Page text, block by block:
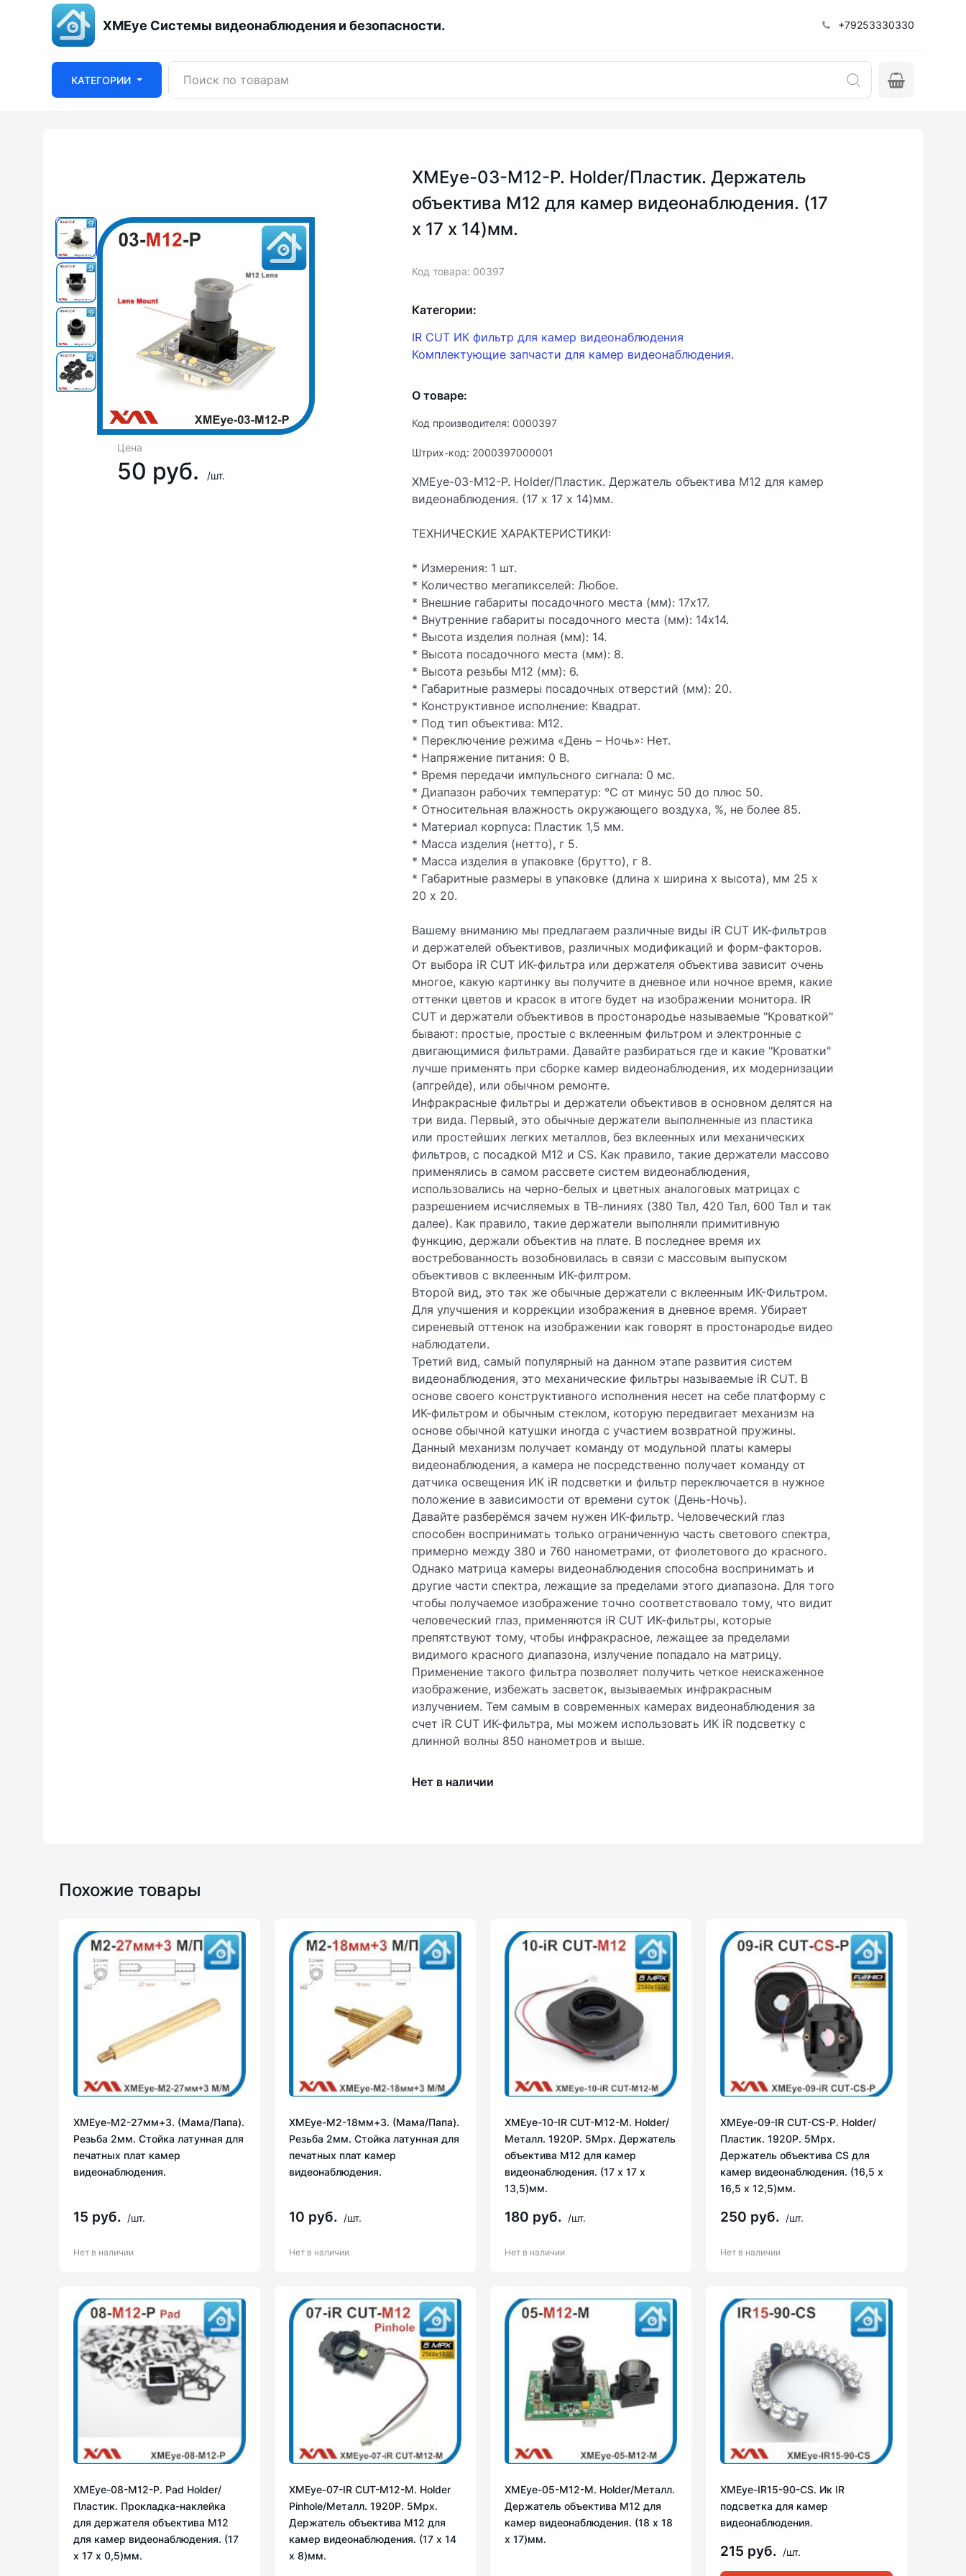
XMEye Системы видеонаблюдения и безопасности. +79253330330
КАТЕГОРИИ
Цена
50 руб. /шт.
XMEye-03-М12-P. Holder/Пластик. Держатель
объектива М12 для камер видеонаблюдения. (17
х 17 х 14)мм.
Код товара: 00397
Категории:
IR CUT ИК фильтр для камер видеонаблюдения
Комплектующие запчасти для камер видеонаблюдения.
О товаре:
Код производителя: 0000397
Штрих-код: 2000397000001
XMEye-03-М12-P. Holder/Пластик. Держатель объектива М12 для камер
видеонаблюдения. (17 х 17 х 14)мм.
ТЕХНИЧЕСКИЕ ХАРАКТЕРИСТИКИ:
* Измерения: 1 шт.
* Количество мегапикселей: Любое.
* Внешние габариты посадочного места (мм): 17x17.
* Внутренние габариты посадочного места (мм): 14x14.
* Высота изделия полная (мм): 14.
* Высота посадочного места (мм): 8.
* Высота резьбы М12 (мм): 6.
* Габаритные размеры посадочных отверстий (мм): 20.
* Конструктивное исполнение: Квадрат.
* Под тип объектива: M12.
* Переключение режима «День – Ночь»: Нет.
* Напряжение питания: 0 В.
* Время передачи импульсного сигнала: 0 мс.
* Диапазон рабочих температур: °С от минус 50 до плюс 50.
* Относительная влажность окружающего воздуха, %, не более 85.
* Материал корпуса: Пластик 1,5 мм.
* Масса изделия (нетто), г 5.
* Масса изделия в упаковке (брутто), г 8.
* Габаритные размеры в упаковке (длина х ширина х высота), мм 25 х
20 х 20.
Вашему вниманию мы предлагаем различные виды iR CUT ИК-фильтров
и держателей объективов, различных модификаций и форм-факторов.
От выбора iR CUT ИК-фильтра или держателя объектива зависит очень
многое, какую картинку вы получите в дневное или ночное время, какие
оттенки цветов и красок в итоге будет на изображении монитора. IR
CUT и держатели объективов в простонародье называемые "Кроваткой"
бывают: простые, простые с вклеенным фильтром и электронные с
двигающимися фильтрами. Давайте разбираться где и какие "Кроватки"
лучше применять при сборке камер видеонаблюдения, их модернизации
(апгрейде), или обычном ремонте.
Инфракрасные фильтры и держатели объективов в основном делятся на
три вида. Первый, это обычные держатели выполненные из пластика
или простейших легких металлов, без вклеенных или механических
фильтров, с посадкой М12 и CS. Как правило, такие держатели массово
применялись в самом рассвете систем видеонаблюдения,
использовались на черно-белых и цветных аналоговых матрицах с
разрешением исчисляемых в ТВ-линиях (380 Твл, 420 Твл, 600 Твл и так
далее). Как правило, такие держатели выполняли примитивную
функцию, держали объектив на плате. В последнее время их
востребованность возобновилась в связи с массовым выпуском
объективов с вклеенным ИК-филтром.
Второй вид, это так же обычные держатели с вклеенным ИК-Фильтром.
Для улучшения и коррекции изображения в дневное время. Убирает
сиреневый оттенок на изображении как говорят в простонародье видео
наблюдатели.
Третий вид, самый популярный на данном этапе развития систем
видеонаблюдения, это механические фильтры называемые iR CUT. В
основе своего конструктивного исполнения несет на себе платформу с
ИК-фильтром и обычным стеклом, которую передвигает механизм на
основе обычной катушки иногда с участием возвратной пружины.
Данный механизм получает команду от модульной платы камеры
видеонаблюдения, а камера не посредственно получает команду от
датчика освещения ИК iR подсветки и фильтр переключается в нужное
положение в зависимости от времени суток (День-Ночь).
Давайте разберёмся зачем нужен ИК-фильтр. Человеческий глаз
способен воспринимать только ограниченную часть светового спектра,
примерно между 380 и 760 нанометрами, от фиолетового до красного.
Однако матрица камеры видеонаблюдения способна воспринимать и
другие части спектра, лежащие за пределами этого диапазона. Для того
чтобы получаемое изображение точно соответствовало тому, что видит
человеческий глаз, применяются iR CUT ИК-фильтры, которые
препятствуют тому, чтобы инфракрасное, лежащее за пределами
видимого красного диапазона, излучение попадало на матрицу.
Применение такого фильтра позволяет получить четкое неискаженное
изображение, избежать засветок, вызываемых инфракрасным
излучением. Тем самым в современных камерах видеонаблюдения за
счет iR CUT ИК-фильтра, мы можем использовать ИК iR подсветку с
длинной волны 850 нанометров и выше.
Нет в наличии
Похожие товары
XMEye-M2-27мм+3. (Мама/Папа).
Резьба 2мм. Стойка латунная для
печатных плат камер
видеонаблюдения.
15 руб. /шт.
Нет в наличии
XMEye-M2-18мм+3. (Мама/Папа).
Резьба 2мм. Стойка латунная для
печатных плат камер
видеонаблюдения.
10 руб. /шт.
Нет в наличии
XMEye-10-IR CUT-М12-M. Holder/
Металл. 1920P. 5Mpx. Держатель
объектива М12 для камер
видеонаблюдения. (17 х 17 х
13,5)мм.
180 руб. /шт.
Нет в наличии
XMEye-09-IR CUT-CS-P. Holder/
Пластик. 1920P. 5Mpx.
Держатель объектива CS для
камер видеонаблюдения. (16,5 х
16,5 х 12,5)мм.
250 руб. /шт.
Нет в наличии
XMEye-08-М12-P. Pad Holder/
Пластик. Прокладка-наклейка
для держателя объектива М12
для камер видеонаблюдения. (17
х 17 х 0,5)мм.
XMEye-07-IR CUT-М12-M. Holder
Pinhole/Металл. 1920P. 5Mpx.
Держатель объектива М12 для
камер видеонаблюдения. (17 х 14
х 8)мм.
XMEye-05-М12-M. Holder/Металл.
Держатель объектива М12 для
камер видеонаблюдения. (18 х 18
х 17)мм.
XMEye-IR15-90-CS. Ик IR
подсветка для камер
видеонаблюдения.
215 руб. /шт.